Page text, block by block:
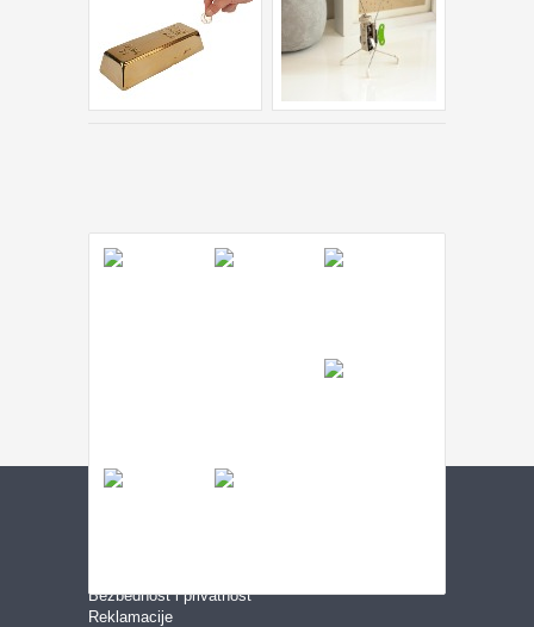
Bezbednost i privatnost
Reklamacije